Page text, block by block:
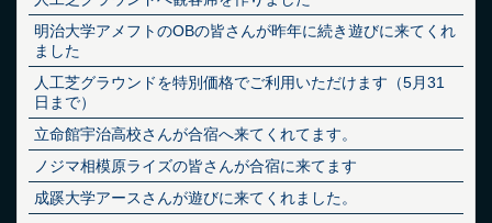
明治大学アメフトのOBの皆さんが昨年に続き遊びに来てくれ
ました
人工芝グラウンドを特別価格でご利用いただけます（5月31
日まで）
立命館宇治高校さんが合宿へ来てくれてます。
ノジマ相模原ライズの皆さんが合宿に来てます
成蹊大学アースさんが遊びに来てくれました。